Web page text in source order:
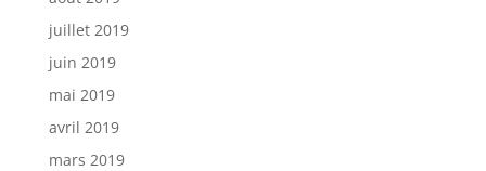
juillet 2019
juin 2019
mai 2019
avril 2019
mars 2019